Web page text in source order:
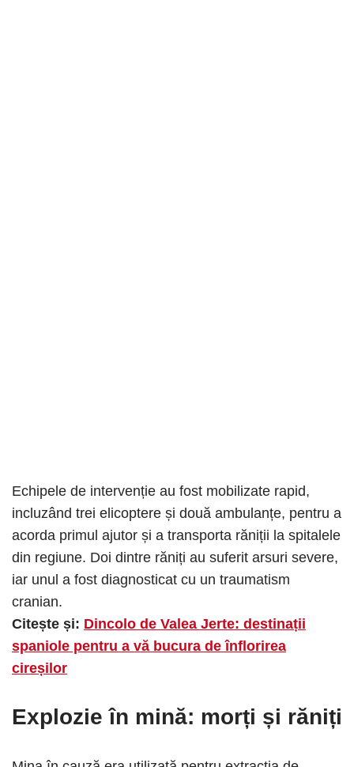
Echipele de intervenție au fost mobilizate rapid,
incluzând trei elicoptere și două ambulanțe, pentru a
acorda primul ajutor și a transporta răniții la spitalele
din regiune. Doi dintre răniți au suferit arsuri severe,
iar unul a fost diagnosticat cu un traumatism
cranian.
Citește și: Dincolo de Valea Jerte: destinații
spaniole pentru a vă bucura de înflorirea
cireșilor
Explozie în mină: morți și răniți